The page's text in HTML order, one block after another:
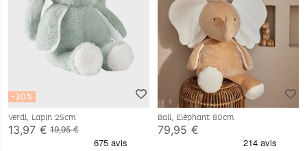
-30%
Verdi, Lapin 25cm
13,97 € 19,95 €
Bali, Eléphant 80cm
79,95 €